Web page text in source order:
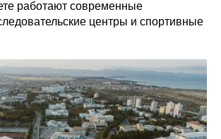
работают современные
центры и спортивные